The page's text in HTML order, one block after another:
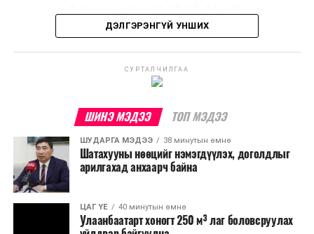
8 дугаар сарын 7, 9, 11, 13, 15-ны
Иргэд, жолооч та бүхэн хуваарийн дагуу шатахуун
түгээх станцуудаар үйлчлүүлнэ үү.
ДЭЛГЭРЭНГҮЙ УНШИХ
СУРТАЛЧИЛГАА
ШИНЭ МЭДЭЭ ТОП МЭДЭЭ
ШУДАРГА МЭДЭЭ 38 минутын өмнө
Шатахууны нөөцийг нэмэгдүүлэх, доголдлыг
арилгахад анхаарч байна
ЦАГ ҮЕ 40 минутын өмнө
Улаанбаатарт хоногт 250 м³ лаг боловсруулах